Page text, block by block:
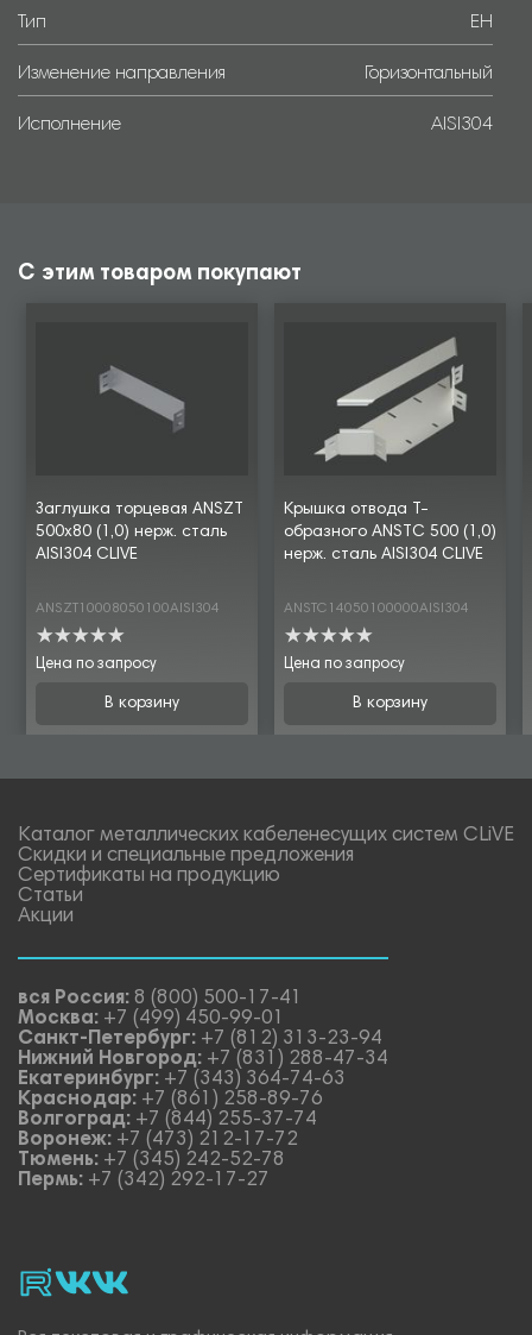
Тип EH
Изменение направления Горизонтальный
Исполнение AISI304
С этим товаром покупают
Заглушка торцевая ANSZT
500х80 (1,0) нерж. сталь
AISI304 CLIVE
ANSZT10008050100AISI304
Цена по запросу
В корзину
Крышка отвода Т-
образного ANSTC 500 (1,0)
нерж. сталь AISI304 CLIVE
ANSTC14050100000AISI304
Цена по запросу
В корзину
Каталог металлических кабеленесущих систем CLiVE
Скидки и специальные предложения
Сертификаты на продукцию
Статьи
Акции
вся Россия: 8 (800) 500-17-41
Москва: +7 (499) 450-99-01
Санкт-Петербург: +7 (812) 313-23-94
Нижний Новгород: +7 (831) 288-47-34
Екатеринбург: +7 (343) 364-74-63
Краснодар: +7 (861) 258-89-76
Волгоград: +7 (844) 255-37-74
Воронеж: +7 (473) 212-17-72
Тюмень: +7 (345) 242-52-78
Пермь: +7 (342) 292-17-27
rutubevk_video.
Vk.